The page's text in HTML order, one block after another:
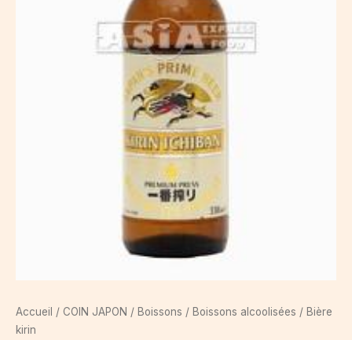
Accueil / COIN JAPON / Boissons / Boissons alcoolisées / Bière
kirin